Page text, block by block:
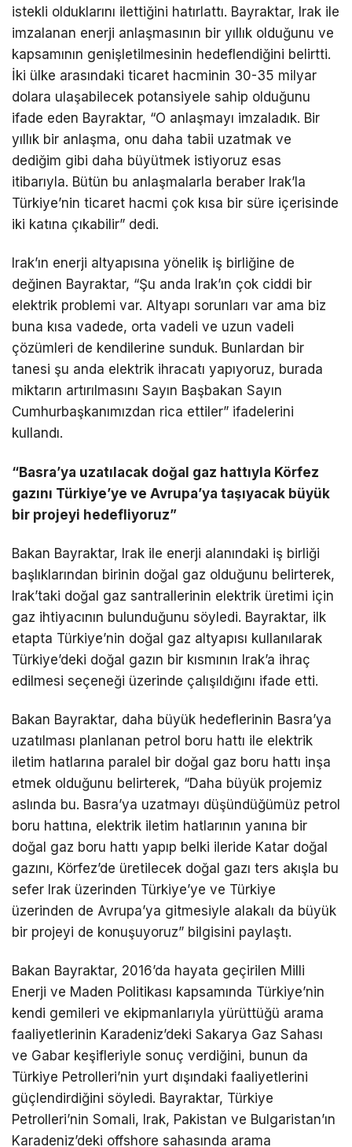
istekli olduklarını ilettiğini hatırlattı. Bayraktar, Irak ile
imzalanan enerji anlaşmasının bir yıllık olduğunu ve
kapsamının genişletilmesinin hedeflendiğini belirtti.
İki ülke arasındaki ticaret hacminin 30-35 milyar
dolara ulaşabilecek potansiyele sahip olduğunu
ifade eden Bayraktar, “O anlaşmayı imzaladık. Bir
yıllık bir anlaşma, onu daha tabii uzatmak ve
dediğim gibi daha büyütmek istiyoruz esas
itibarıyla. Bütün bu anlaşmalarla beraber Irak’la
Türkiye’nin ticaret hacmi çok kısa bir süre içerisinde
iki katına çıkabilir” dedi.
Irak’ın enerji altyapısına yönelik iş birliğine de
değinen Bayraktar, “Şu anda Irak’ın çok ciddi bir
elektrik problemi var. Altyapı sorunları var ama biz
buna kısa vadede, orta vadeli ve uzun vadeli
çözümleri de kendilerine sunduk. Bunlardan bir
tanesi şu anda elektrik ihracatı yapıyoruz, burada
miktarın artırılmasını Sayın Başbakan Sayın
Cumhurbaşkanımızdan rica ettiler” ifadelerini
kullandı.
“Basra’ya uzatılacak doğal gaz hattıyla Körfez
gazını Türkiye’ye ve Avrupa’ya taşıyacak büyük
bir projeyi hedefliyoruz”
Bakan Bayraktar, Irak ile enerji alanındaki iş birliği
başlıklarından birinin doğal gaz olduğunu belirterek,
Irak’taki doğal gaz santrallerinin elektrik üretimi için
gaz ihtiyacının bulunduğunu söyledi. Bayraktar, ilk
etapta Türkiye’nin doğal gaz altyapısı kullanılarak
Türkiye’deki doğal gazın bir kısmının Irak’a ihraç
edilmesi seçeneği üzerinde çalışıldığını ifade etti.
Bakan Bayraktar, daha büyük hedeflerinin Basra’ya
uzatılması planlanan petrol boru hattı ile elektrik
iletim hatlarına paralel bir doğal gaz boru hattı inşa
etmek olduğunu belirterek, “Daha büyük projemiz
aslında bu. Basra’ya uzatmayı düşündüğümüz petrol
boru hattına, elektrik iletim hatlarının yanına bir
doğal gaz boru hattı yapıp belki ileride Katar doğal
gazını, Körfez’de üretilecek doğal gazı ters akışla bu
sefer Irak üzerinden Türkiye’ye ve Türkiye
üzerinden de Avrupa’ya gitmesiyle alakalı da büyük
bir projeyi de konuşuyoruz” bilgisini paylaştı.
Bakan Bayraktar, 2016’da hayata geçirilen Milli
Enerji ve Maden Politikası kapsamında Türkiye’nin
kendi gemileri ve ekipmanlarıyla yürüttüğü arama
faaliyetlerinin Karadeniz’deki Sakarya Gaz Sahası
ve Gabar keşifleriyle sonuç verdiğini, bunun da
Türkiye Petrolleri’nin yurt dışındaki faaliyetlerini
güçlendirdiğini söyledi. Bayraktar, Türkiye
Petrolleri’nin Somali, Irak, Pakistan ve Bulgaristan’ın
Karadeniz’deki offshore sahasında arama